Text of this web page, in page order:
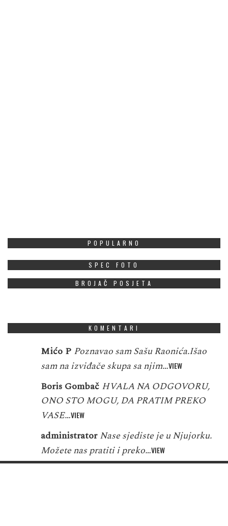
POPULARNO
SPEC FOTO
BROJAČ POSJETA
KOMENTARI
Mićo P Poznavao sam Sašu Raonića.Išao
sam na izviđače skupa sa njim…VIEW
Boris Gombač HVALA NA ODGOVORU,
ONO STO MOGU, DA PRATIM PREKO
VASE…VIEW
administrator Nase sjediste je u Njujorku.
Možete nas pratiti i preko…VIEW